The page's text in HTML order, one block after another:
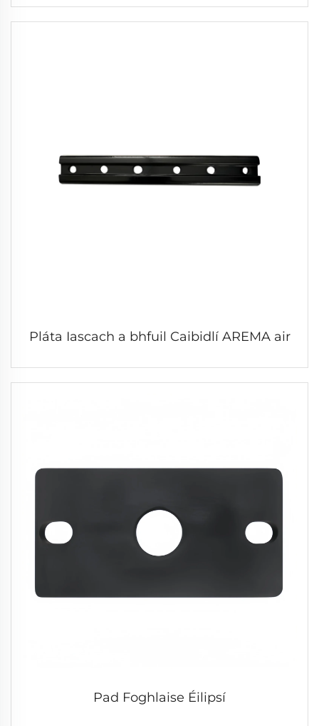
Pláta Iascach a bhfuil Caibidlí AREMA air
Pad Foghlaise Éilipsí